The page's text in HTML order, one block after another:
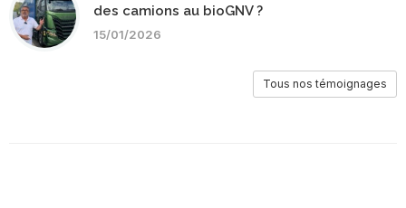
des camions au bioGNV ?
15/01/2026
Tous nos témoignages